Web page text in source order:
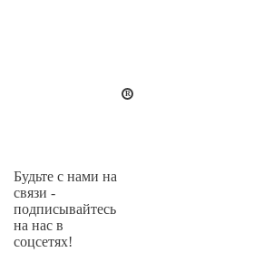
Будьте с нами на
связи -
подписывайтесь
на нас в
соцсетях!